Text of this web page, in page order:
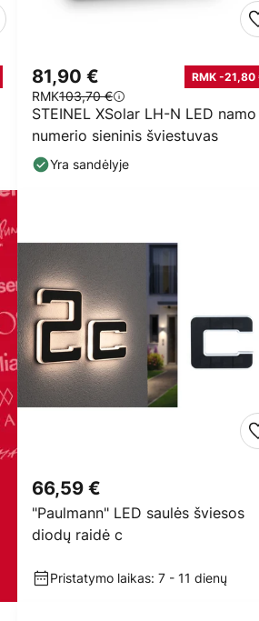
STEINEL XSolar LH-N LED namo
numerio sieninis šviestuvas
81,90 € RMK -21,80
RMK103,70 €
Yra sandėlyje
"Paulmann" LED saulės šviesos
diodų raidė c
66,59 €
Pristatymo laikas: 7 - 11 dienų